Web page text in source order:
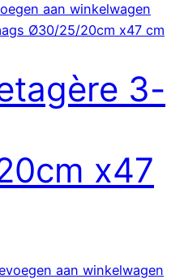
aan winkelwagen
3-
x47
aan winkelwagen